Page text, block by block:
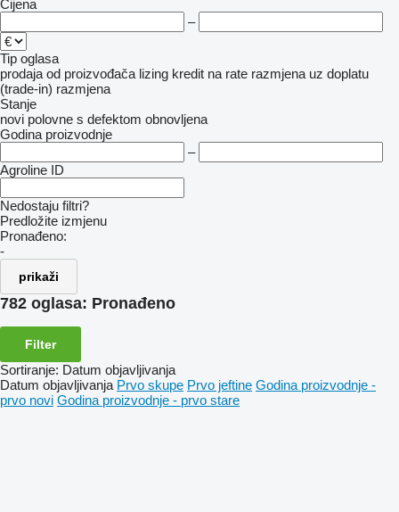
Cijena
–
Tip oglasa
prodaja od proizvođača lizing kredit na rate razmjena uz doplatu
(trade-in) razmjena
Stanje
novi polovne s defektom obnovljena
Godina proizvodnje
–
Agroline ID
Nedostaju filtri?
Predložite izmjenu
Pronađeno:
-
prikaži
782 oglasa: Pronađeno
Filter
Sortiranje: Datum objavljivanja
Datum objavljivanja Prvo skupe Prvo jeftine Godina proizvodnje -
prvo novi Godina proizvodnje - prvo stare